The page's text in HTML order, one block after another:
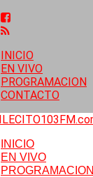
INICIO
EN VIVO
PROGRAMACION
CONTACTO
INICIO
EN VIVO
PROGRAMACION